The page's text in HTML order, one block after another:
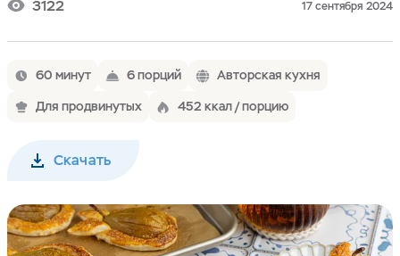
3122 17 сентября 2024
60 минут 6 порций
Авторская кухня
Для продвинутых
452 ккал / порцию
Скачать